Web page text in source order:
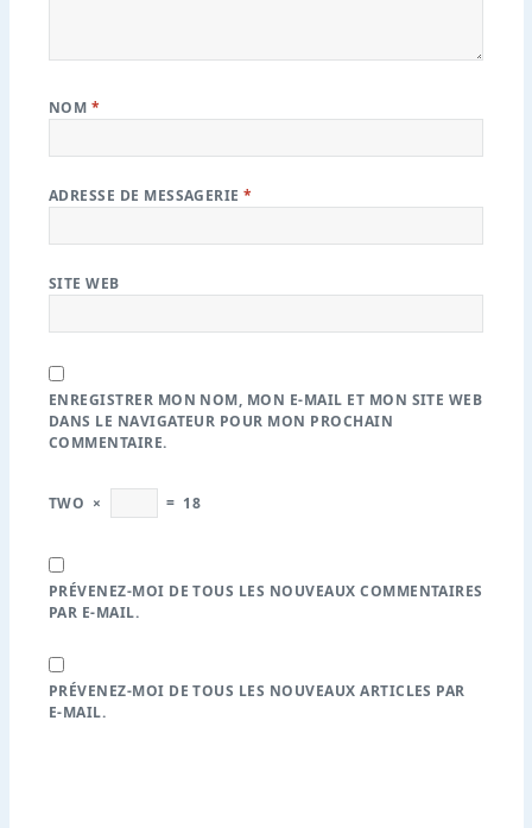
NOM *
ADRESSE DE MESSAGERIE*
SITE WEB
ENREGISTRER MON NOM, MON E-MAIL ET MON SITE WEB
DANS LE NAVIGATEUR POUR MON PROCHAIN
COMMENTAIRE.
TWO × = 18
PRÉVENEZ-MOI DE TOUS LES NOUVEAUX COMMENTAIRES
PAR E-MAIL.
PRÉVENEZ-MOI DE TOUS LES NOUVEAUX ARTICLES PAR
E-MAIL.